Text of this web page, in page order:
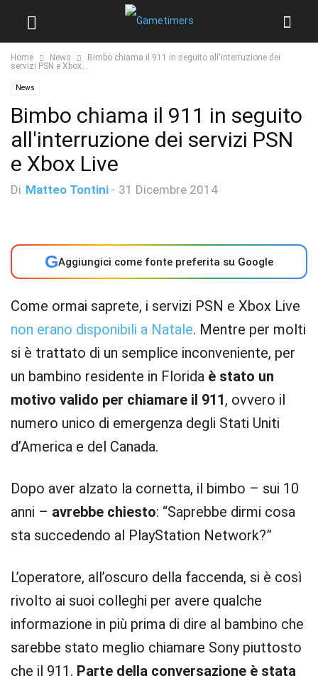
Home News
Bimbo chiama il 911 in seguito all'interruzione dei
servizi PSN e Xbox...
News
Bimbo chiama il 911 in seguito
all'interruzione dei servizi PSN
e Xbox Live
Di Matteo Tontini - 31 Dicembre 2014
GAggiungici come fonte preferita su Google
Come ormai saprete, i servizi PSN e Xbox Live
non erano disponibili a Natale. Mentre per molti
si è trattato di un semplice inconveniente, per
un bambino residente in Florida è stato un
motivo valido per chiamare il 911, ovvero il
numero unico di emergenza degli Stati Uniti
d’America e del Canada.
Dopo aver alzato la cornetta, il bimbo – sui 10
anni – avrebbe chiesto: “Saprebbe dirmi cosa
sta succedendo al PlayStation Network?”
L’operatore, all’oscuro della faccenda, si è così
rivolto ai suoi colleghi per avere qualche
informazione in più prima di dire al bambino che
sarebbe stato meglio chiamare Sony piuttosto
che il 911. Parte della conversazione è stata